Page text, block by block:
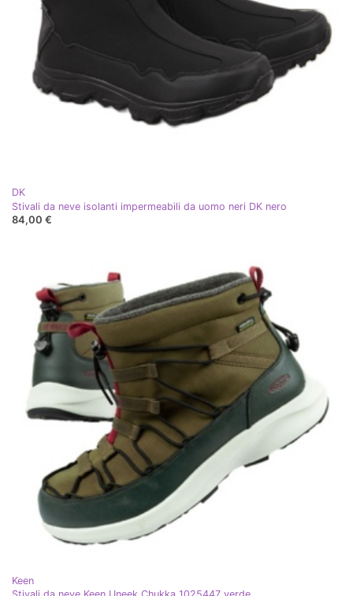
DK
Stivali da neve isolanti impermeabili da uomo neri DK nero
84,00 €
Keen